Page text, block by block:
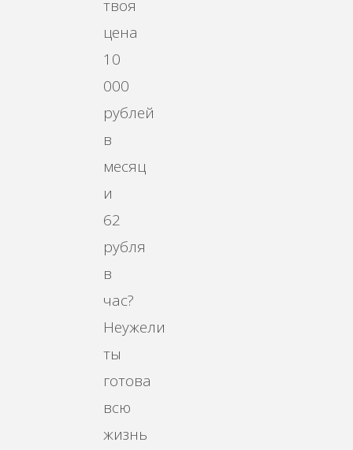
твоя
цена
10
000
рублей
в
месяц
и
62
рубля
в
час?
Неужели
ты
готова
всю
жизнь